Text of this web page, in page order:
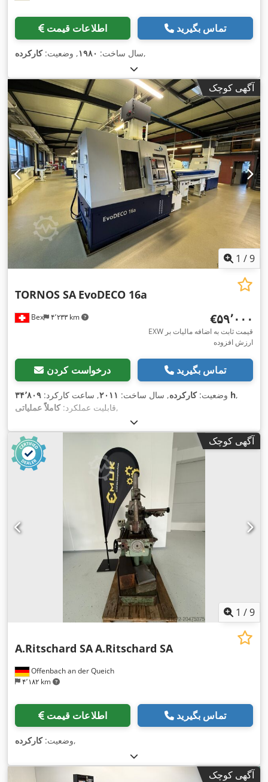
اطلاعات قیمت تماس بگیرید
سال ساخت: ۱۹۸۰, وضعیت:کارکرده ,
آگهی کوچک
1 /9
Bex ۴٬۲۳۳ km
TORNOS SA EvoDECO 16a
‎€۵۹٬۰۰۰
EXW قیمت ثابت به اضافه مالیات بر
ارزش افزوده
درخواست کردن تماس بگیرید
وضعیت:کارکرده, سال ساخت: ۲۰۱۱, ساعت کارکرد: ۳۴٬۸۰۹ h,
قابلیت عملکرد:کاملاً عملیاتی ,
آگهی کوچک
1 /9
Offenbach an der Queich
۴٬۱۸۲ km
A.Ritschard SAA.Ritschard SA
اطلاعات قیمت تماس بگیرید
وضعیت:کارکرده ,
آگهی کوچک